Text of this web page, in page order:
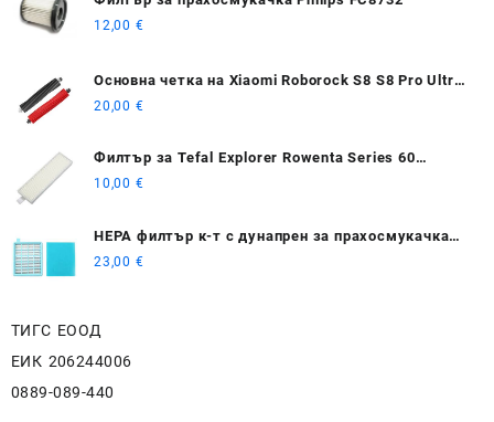
12,00 €
Основна четка на Xiaomi Roborock S8 S8 Pro Ultra
S8+
20,00 €
Филтър за Tefal Explorer Rowenta Series 60
RG7447 / RG7455
10,00 €
HEPA филтър к-т с дунапрен за прахосмукачка
PHILIPS FC8470/ FC8630 / FC9520
23,00 €
ТИГС ЕООД
ЕИК 206244006
0889-089-440